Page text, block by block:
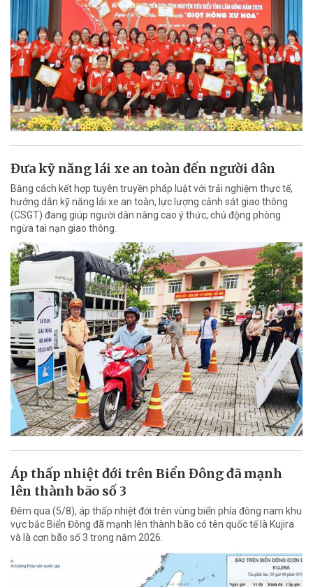
Đưa kỹ năng lái xe an toàn đến người dân
Bằng cách kết hợp tuyên truyền pháp luật với trải nghiệm thực tế,
hướng dẫn kỹ năng lái xe an toàn, lực lượng cảnh sát giao thông
(CSGT) đang giúp người dân nâng cao ý thức, chủ động phòng
ngừa tai nạn giao thông.
Áp thấp nhiệt đới trên Biển Đông đã mạnh
lên thành bão số 3
Đêm qua (5/8), áp thấp nhiệt đới trên vùng biển phía đông nam khu
vực bắc Biển Đông đã mạnh lên thành bão có tên quốc tế là Kujira
và là cơn bão số 3 trong năm 2026.